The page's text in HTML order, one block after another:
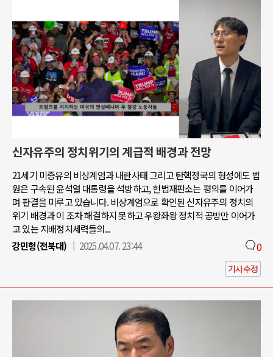
신자유주의 정치위기의 계급적 배경과 전망
21세기 미증유의 비상계엄과 내란사태 그리고 탄핵정국의 형성에도 법
원은 구속된 윤석열 대통령을 석방하고, 헌법재판소는 평의를 이어가
며 판결을 미루고 있습니다. 비상계엄으로 확인된 신자유주의 정치의
위기 배경과 이 조차 해결하지 못하고 우왕좌왕 정치적 공방만 이어가
고 있는 지배정치세력들의...
강민형(전북대)
2025.04.07. 23:44 0
기사수정